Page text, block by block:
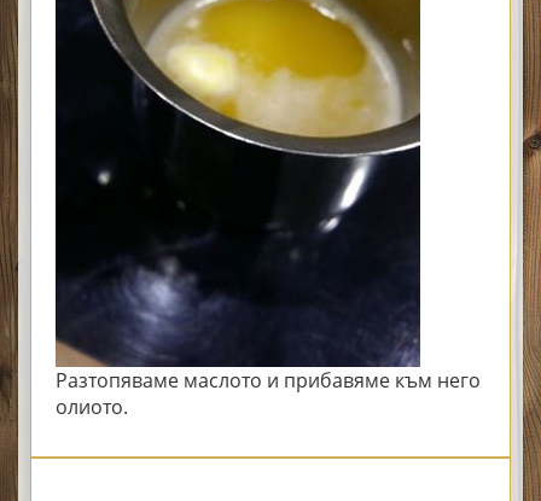
Разтопяваме маслото и прибавяме към него
олиото.